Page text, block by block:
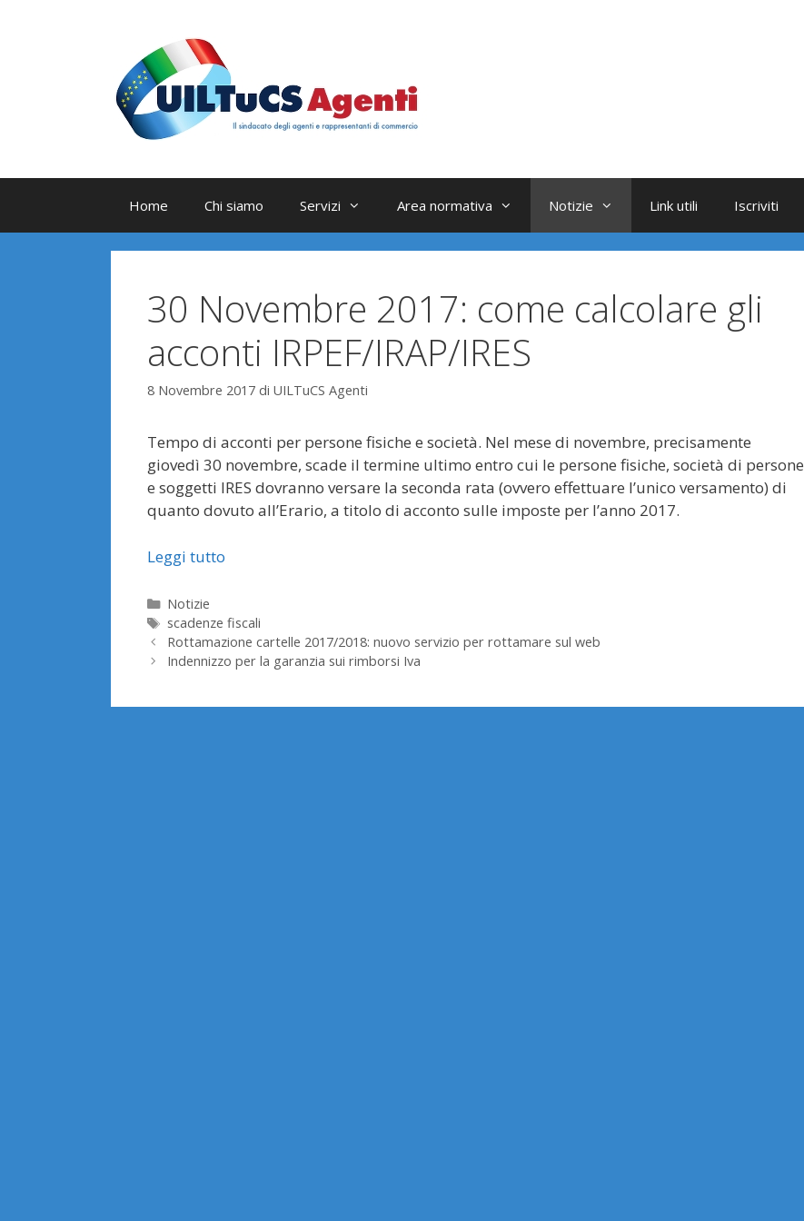
Home Chi siamo Servizi Area normativa Notizie Link utili Iscriviti
30 Novembre 2017: come calcolare gli
acconti IRPEF/IRAP/IRES
8 Novembre 2017 di UILTuCS Agenti
Tempo di acconti per persone fisiche e società. Nel mese di novembre, precisamente
giovedì 30 novembre, scade il termine ultimo entro cui le persone fisiche, società di persone
e soggetti IRES dovranno versare la seconda rata (ovvero effettuare l’unico versamento) di
quanto dovuto all’Erario, a titolo di acconto sulle imposte per l’anno 2017.
Leggi tutto
Categorie
Notizie
Tag
scadenze fiscali
Rottamazione cartelle 2017/2018: nuovo servizio per rottamare sul web
Indennizzo per la garanzia sui rimborsi Iva